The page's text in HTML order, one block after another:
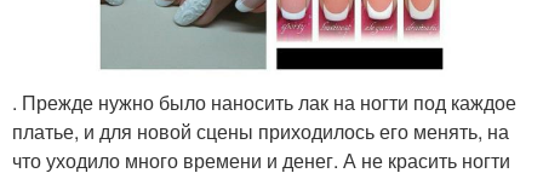
. Прежде нужно было наносить лак на ногти под каждое
платье, и для новой сцены приходилось его менять, на
что уходило много времени и денег. А не красить ногти